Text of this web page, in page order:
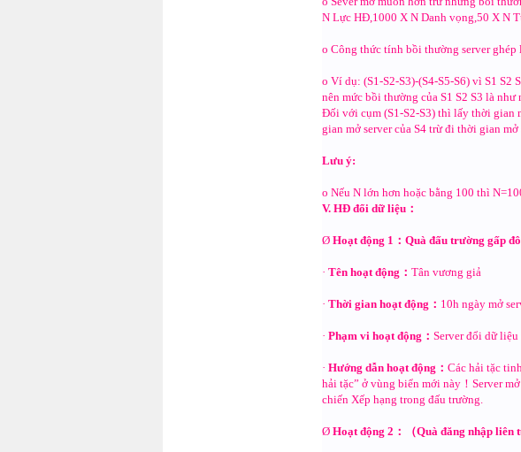
N Lực HĐ,1000 X N Danh vọng,50 X N
o Công thức tính bồi thường server ghép
o Ví dụ: (S1-S2-S3)-(S4-S5-S6) vì S1 S2
nên mức bồi thường của S1 S2 S3 là
Đối với cụm (S1-S2-S3) thì lấy thời gian
gian mở server của S4 trừ đi thời gian mở
Lưu ý:
o Nếu N lớn hơn hoặc bằng 100 thì
V. HĐ đổi dữ liệu：
Ø Hoạt động 1：Quà đấu trường gấp
· Tên hoạt động： Tân vương giả
· Thời gian hoạt động： 10h ngày mở
· Phạm vi hoạt động： Server đổi dữ
· Hướng dẫn hoạt động： Các hải tặc
hải tặc” ở vùng biển mới này！Server
chiến Xếp hạng trong đấu trường.
Ø Hoạt động 2：（Quà đăng nhập liên